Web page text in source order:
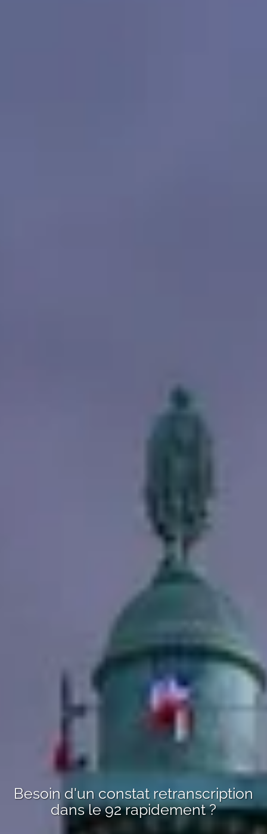
Besoin d'un constat retranscription
dans le 92rapidement ?